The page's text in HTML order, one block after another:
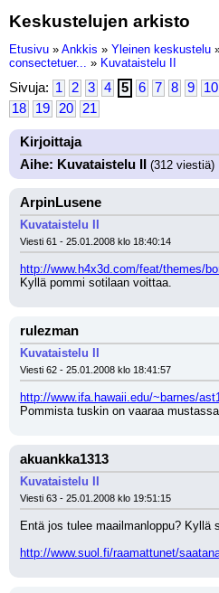
Keskustelujen arkisto
Etusivu » Ankkis » Yleinen keskustelu
consectetuer... » Kuvataistelu II
Sivuja: 1 2 3 4 5 6 7 8 9 10
18
19 20 21
Kirjoittaja
Aihe: Kuvataistelu II
(312 viestiä)
ArpinLusene
Kuvataistelu II
Viesti 61 - 25.01.2008 klo 18:40:14
http://www.h4x3d.com/feat/themes/
Kyllä pommi sotilaan voittaa.
rulezman
Kuvataistelu II
Viesti 62 - 25.01.2008 klo 18:41:57
http://www.ifa.hawaii.edu/~barnes/
Pommista tuskin on vaaraa
akuankka1313
Kuvataistelu II
Viesti 63 - 25.01.2008 klo 19:51:15
Entä jos tulee maailmanloppu? Kyllä
http://www.suol.fi/raamattunet/